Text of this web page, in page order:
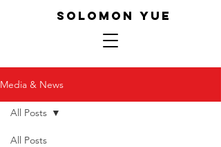
SOLOMON YUE
Media & News
All Posts
All Posts